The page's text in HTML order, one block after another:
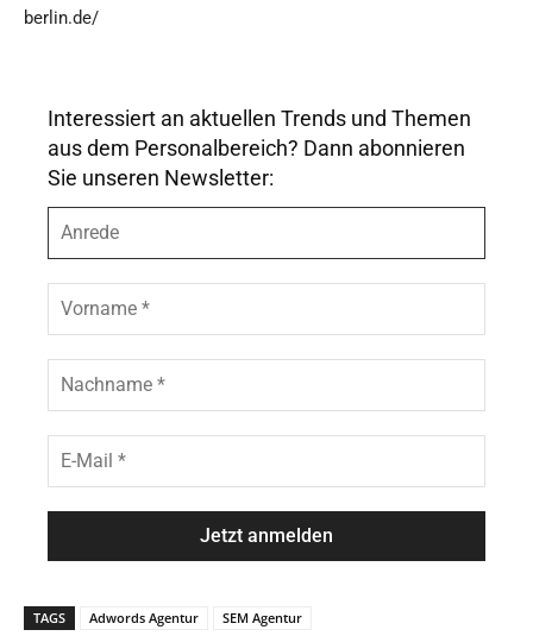
berlin.de/
Interessiert an aktuellen Trends und Themen
aus dem Personalbereich? Dann abonnieren
Sie unseren Newsletter:
r
e
e
r
n
m
c
h
a
M
a
l
TAGS Adwords Agentur SEM Agentur